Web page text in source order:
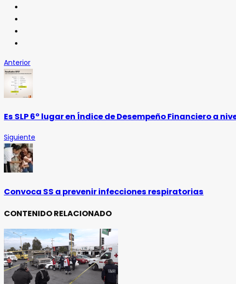
Anterior
Es SLP 6º lugar en Índice de Desempeño Financiero a
Siguiente
Convoca SS a prevenir infecciones respiratorias
CONTENIDO RELACIONADO